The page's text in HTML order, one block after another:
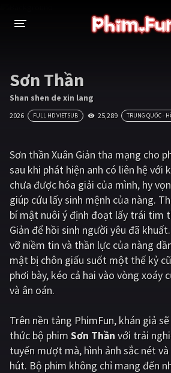
Thần thoại - Cổ trang
Tâm lý Chiến
Kinh dị Tội
Phiêu lưu Hài
Viễn tưởng Khoa
Hoạt hình Thể
Tình cảm - Lãng mạn Kỳ ảo
Giật gân
Bí ẩn Lịch sử
Viễn Tây Tiểu sử
GameShow
Sơn Thần
Shan shen de xin lang
2026 FULL HD VIETSUB 25,289 TRUNG QUỐC -
Sơn thần Xuân Giản tha mạng cho
sau khi phát hiện anh có liên hệ với
chưa được hóa giải của mình, hy
giúp cứu lấy sinh mệnh của nàng.
bí mật nuôi ý định đoạt lấy trái tim
Giản để hồi sinh người yêu đã
vỡ niềm tin và thần lực của nàng
mật bị chôn giấu suốt một thế kỷ
phơi bày, kéo cả hai vào vòng xoáy
và ân oán.
Trên nền tảng PhimFun, khán giả
thức bộ phim Sơn Thầnvới trải
tuyến mượt mà, hình ảnh sắc nét
hút. Bộ phim không chỉ mang đến